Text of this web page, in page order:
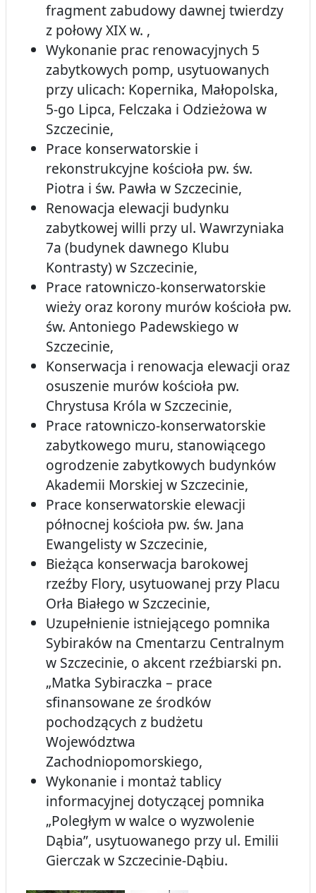
fragment zabudowy dawnej twierdzy
z połowy XIX w. ,
Wykonanie prac renowacyjnych 5
zabytkowych pomp, usytuowanych
przy ulicach: Kopernika, Małopolska,
5-go Lipca, Felczaka i Odzieżowa w
Szczecinie,
Prace konserwatorskie i
rekonstrukcyjne kościoła pw. św.
Piotra i św. Pawła w Szczecinie,
Renowacja elewacji budynku
zabytkowej willi przy ul. Wawrzyniaka
7a (budynek dawnego Klubu
Kontrasty) w Szczecinie,
Prace ratowniczo-konserwatorskie
wieży oraz korony murów kościoła pw.
św. Antoniego Padewskiego w
Szczecinie,
Konserwacja i renowacja elewacji oraz
osuszenie murów kościoła pw.
Chrystusa Króla w Szczecinie,
Prace ratowniczo-konserwatorskie
zabytkowego muru, stanowiącego
ogrodzenie zabytkowych budynków
Akademii Morskiej w Szczecinie,
Prace konserwatorskie elewacji
północnej kościoła pw. św. Jana
Ewangelisty w Szczecinie,
Bieżąca konserwacja barokowej
rzeźby Flory, usytuowanej przy Placu
Orła Białego w Szczecinie,
Uzupełnienie istniejącego pomnika
Sybiraków na Cmentarzu Centralnym
w Szczecinie, o akcent rzeźbiarski pn.
„Matka Sybiraczka – prace
sfinansowane ze środków
pochodzących z budżetu
Województwa
Zachodniopomorskiego,
Wykonanie i montaż tablicy
informacyjnej dotyczącej pomnika
„Poległym w walce o wyzwolenie
Dąbia”, usytuowanego przy ul. Emilii
Gierczak w Szczecinie-Dąbiu.